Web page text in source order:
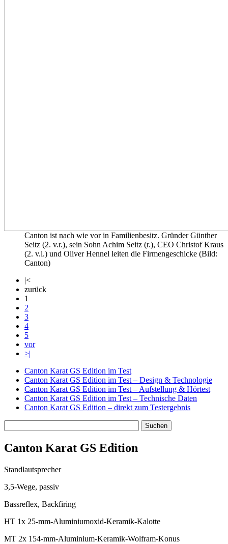
Canton ist nach wie vor in Familienbesitz. Gründer Günther
Seitz (2. v.r.), sein Sohn Achim Seitz (r.), CEO Christof Kraus
(2. v.l.) und Oliver Hennel leiten die Firmengeschicke (Bild:
Canton)
|<
zurück
1
2
3
4
5
vor
>|
Canton Karat GS Edition im Test
Canton Karat GS Edition im Test – Design & Technologie
Canton Karat GS Edition im Test – Aufstellung & Hörtest
Canton Karat GS Edition im Test – Technische Daten
Canton Karat GS Edition – direkt zum Testergebnis
Canton Karat GS Edition
Standlautsprecher
3,5-Wege, passiv
Bassreflex, Backfiring
HT 1x 25-mm-Aluminiumoxid-Keramik-Kalotte
MT 2x 154-mm-Aluminium-Keramik-Wolfram-Konus